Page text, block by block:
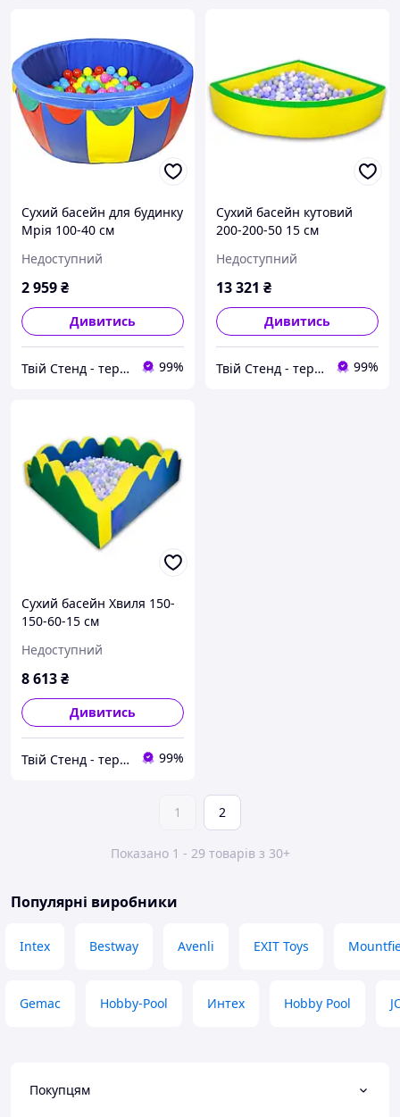
Сухий басейн для будинку
Мрія 100-40 см
Недоступний
2 959₴
Дивитись
Твій Стенд - термонаклейки, наклейки, стенди, фотошпалери 99%
Сухий басейн кутовий
200-200-50 15 см
Недоступний
13 321 ₴
Дивитись
Твій Стенд - термонаклейки, наклейки, стенди, фотошпалери 99%
Сухий басейн Хвиля 150-
150-60-15 см
Недоступний
8 613₴
Дивитись
Твій Стенд - термонаклейки, наклейки, стенди, фотошпалери 99%
1 2
Показано 1 - 29 товарів з 30+
Популярні виробники
Intex Bestway Avenli EXIT Toys
Gemac Hobby-Pool Интех Hobby Pool
Покупцям